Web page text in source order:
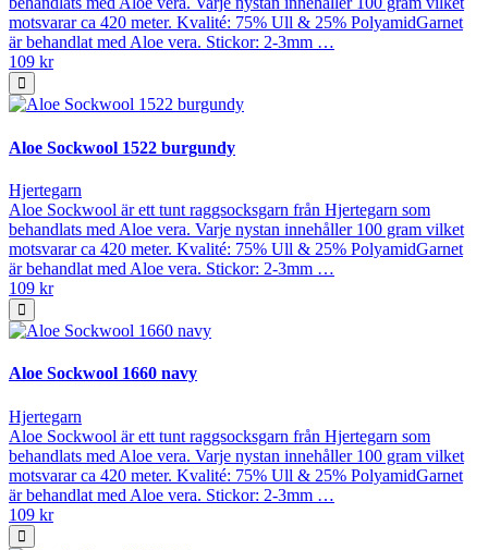
motsvarar ca 420 meter. Kvalité: 75% Ull & 25% PolyamidGarnet
är behandlat med Aloe vera. Stickor: 2-3mm …
109 kr
Aloe Sockwool 1522 burgundy
Hjertegarn
Aloe Sockwool är ett tunt raggsocksgarn från Hjertegarn som
behandlats med Aloe vera. Varje nystan innehåller 100 gram vilket
motsvarar ca 420 meter. Kvalité: 75% Ull & 25% PolyamidGarnet
är behandlat med Aloe vera. Stickor: 2-3mm …
109 kr
Aloe Sockwool 1660 navy
Hjertegarn
Aloe Sockwool är ett tunt raggsocksgarn från Hjertegarn som
behandlats med Aloe vera. Varje nystan innehåller 100 gram vilket
motsvarar ca 420 meter. Kvalité: 75% Ull & 25% PolyamidGarnet
är behandlat med Aloe vera. Stickor: 2-3mm …
109 kr